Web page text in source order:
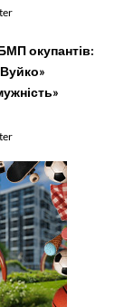
окупантів: